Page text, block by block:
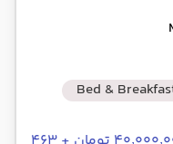
Bed &